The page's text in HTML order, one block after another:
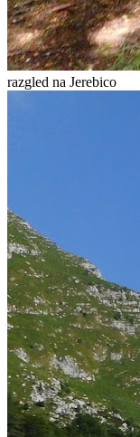
razgled na Jerebico